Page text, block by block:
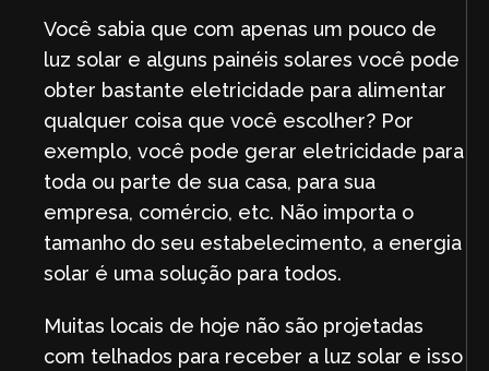
Você sabia que com apenas um pouco de
luz solar e alguns painéis solares você pode
obter bastante eletricidade para alimentar
qualquer coisa que você escolher? Por
exemplo, você pode gerar eletricidade para
toda ou parte de sua casa, para sua
empresa, comércio, etc. Não importa o
tamanho do seu estabelecimento, a energia
solar é uma solução para todos.
Muitas locais de hoje não são projetadas
com telhados para receber a luz solar e isso